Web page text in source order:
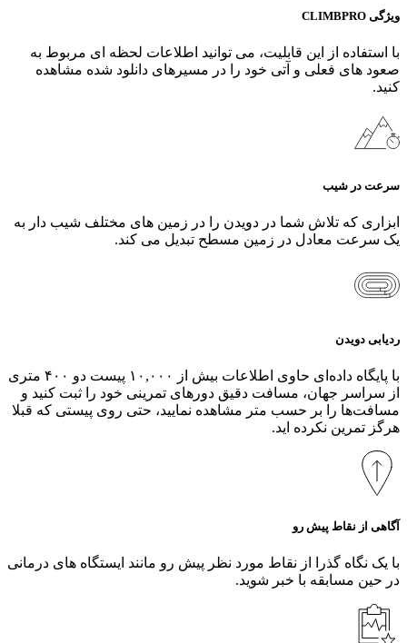
ویژگی CLIMBPRO
با استفاده از این قابلیت، می‌ توانید اطلاعات لحظه ای مربوط به
صعود های فعلی و آتی خود را در مسیرهای دانلود شده مشاهده
کنید.
سرعت در شیب
ابزاری که تلاش شما در دویدن را در زمین‌ های مختلف شیب‌ دار به
یک سرعت معادل در زمین مسطح تبدیل می‌ کند.
ردیابی دویدن
با پایگاه داده‌ای حاوی اطلاعات بیش از ۱۰,۰۰۰ پیست دو ۴۰۰ متری
از سراسر جهان، مسافت دقیق دورهای تمرینی خود را ثبت کنید و
مسافت‌ها را بر حسب متر مشاهده نمایید، حتی روی پیستی که قبلا
هرگز تمرین نکرده اید.
آگاهی از نقاط پیش رو
با یک نگاه گذرا از نقاط مورد نظر پیش رو مانند ایستگاه های درمانی
در حین مسابقه با خبر شوید.